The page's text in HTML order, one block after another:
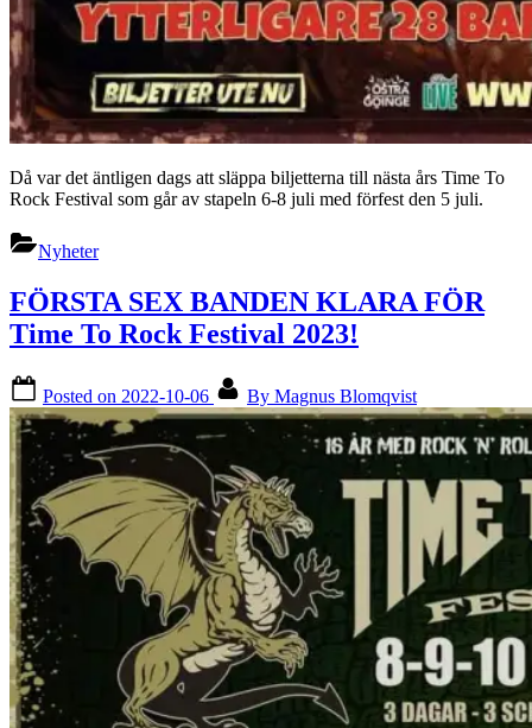
Då var det äntligen dags att släppa biljetterna till nästa års Time To
Rock Festival som går av stapeln 6-8 juli med förfest den 5 juli.
Nyheter
FÖRSTA SEX BANDEN KLARA FÖR
Time To Rock Festival 2023!
Posted on 2022-10-06 By Magnus Blomqvist